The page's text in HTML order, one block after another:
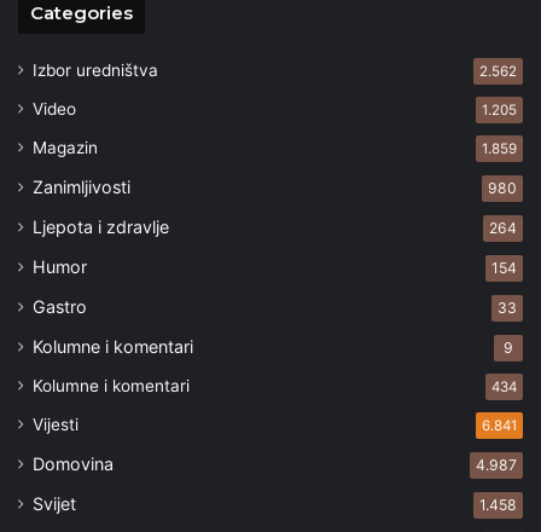
Categories
Izbor uredništva 2.562
Video 1.205
Magazin 1.859
Zanimljivosti 980
Ljepota i zdravlje 264
Humor 154
Gastro 33
Kolumne i komentari 9
Kolumne i komentari 434
Vijesti 6.841
Domovina 4.987
Svijet 1.458